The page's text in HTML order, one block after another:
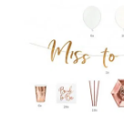
Ja, ni får